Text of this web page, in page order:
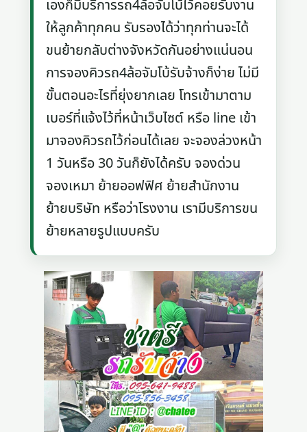
เองก็มีบริการรถ4ล้อจับโบ้ไว้คอยรับงาน
ให้ลูกค้าทุกคน รับรองได้ว่าทุกท่านจะได้
ขนย้ายกลับต่างจังหวัดกันอย่างแน่นอน
การจองคิวรถ4ล้อจัมโบ้รับจ้างก็ง่าย ไม่มี
ขั้นตอนอะไรที่ยุ่งยากเลย โทรเข้ามาตาม
เบอร์ที่แจ้งไว้ที่หน้าเว็บไซต์ หรือ line เข้า
มาจองคิวรถไว้ก่อนได้เลย จะจองล่วงหน้า
1 วันหรือ 30 วันก็ยังได้ครับ จองด่วน
จองเหมา ย้ายออฟฟิศ ย้ายสำนักงาน
ย้ายบริษัท หรือว่าโรงงาน เรามีบริการขน
ย้ายหลายรูปแบบครับ